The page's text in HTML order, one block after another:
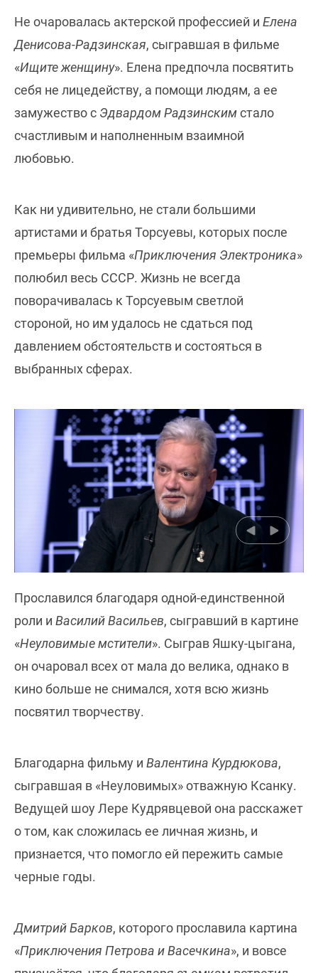
Не очаровалась актерской профессией и Елена
Денисова-Радзинская, сыгравшая в фильме
«Ищите женщину». Елена предпочла посвятить
себя не лицедейству, а помощи людям, а ее
замужество с Эдвардом Радзинскимстало
счастливым и наполненным взаимной
любовью.
Как ни удивительно, не стали большими
артистами и братья Торсуевы, которых после
премьеры фильма «Приключения Электроника»
полюбил весь СССР. Жизнь не всегда
поворачивалась к Торсуевым светлой
стороной, но им удалось не сдаться под
давлением обстоятельств и состояться в
выбранных сферах.
Прославился благодаря одной-единственной
роли и Василий Васильев, сыгравший в картине
«Неуловимые мстители». Сыграв Яшку-цыгана,
он очаровал всех от мала до велика, однако в
кино больше не снимался, хотя всю жизнь
посвятил творчеству.
Благодарна фильму и Валентина Курдюкова,
сыгравшая в «Неуловимых» отважную Ксанку.
Ведущей шоу Лере Кудрявцевой она расскажет
о том, как сложилась ее личная жизнь, и
признается, что помогло ей пережить самые
черные годы.
Дмитрий Барков, которого прославила картина
«Приключения Петрова и Васечкина», и вовсе